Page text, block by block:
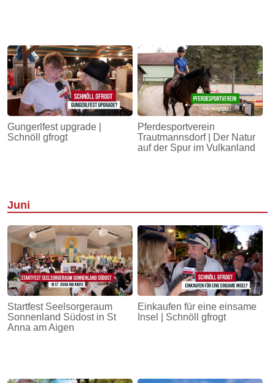
Gungerlfest upgrade |
Schnöll gfrogt
Pferdesportverein
Trautmannsdorf | Der Natur
auf der Spur im Vulkanland
Juni
Startfest Seelsorgeraum
Sonnenland Südost in St
Anna am Aigen
Einkaufen für eine einsame
Insel | Schnöll gfrogt